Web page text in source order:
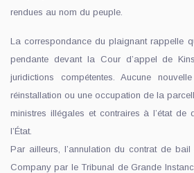
rendues au nom du peuple.
La correspondance du plaignant rappelle
pendante devant la Cour d’appel de
juridictions compétentes. Aucune
réinstallation ou une occupation de la
ministres illégales et contraires à l’état
l’État.
Par ailleurs, l’annulation du contrat de
Company par le Tribunal de Grande